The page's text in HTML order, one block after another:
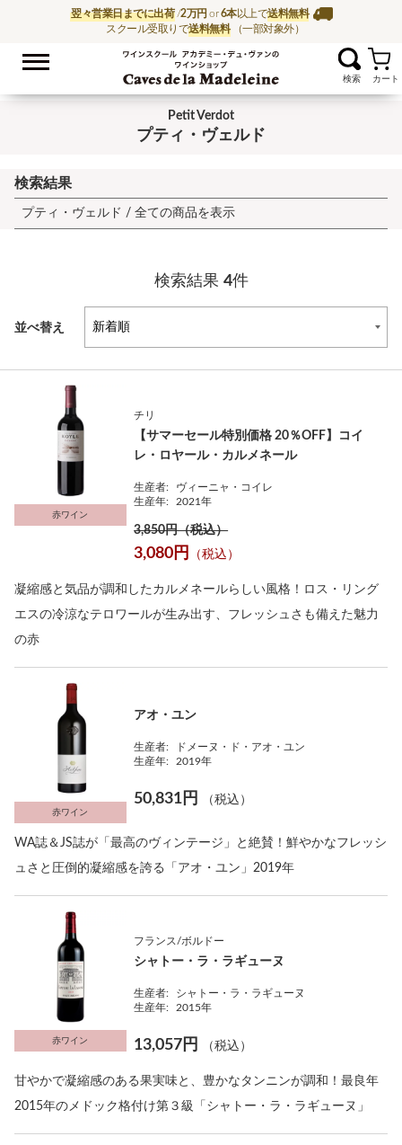
翌々営業日までに出荷/2万円 or6本以上で送料無料
スクール受取りで送料無料 （一部対象外）
ワイン通販ならワイ
お気に入
Petit Verdot
プティ・ヴェルド
検索結果
プティ・ヴェルド / 全ての商品を表示
検索結果 4件
並べ替え
赤ワイン
チリ
【サマーセール特別価格 20％OFF】コイ
レ・ロヤール・カルメネール
生産者:
ヴィーニャ・コイレ
生産年:
2021年
3,850円（税込）
3,080円 （税込）
凝縮感と気品が調和したカルメネールらしい風格！ロス・リング
エスの冷涼なテロワールが生み出す、フレッシュさも備えた魅力
の赤
赤ワイン
アオ・ユン
生産者:
ドメーヌ・ド・アオ・ユン
生産年:
2019年
50,831円 （税込）
WA誌＆JS誌が「最高のヴィンテージ」と絶賛！鮮やかなフレッシ
ュさと圧倒的凝縮感を誇る「アオ・ユン」2019年
赤ワイン
フランス/ボルドー
シャトー・ラ・ラギューヌ
生産者:
シャトー・ラ・ラギューヌ
生産年:
2015年
13,057円 （税込）
甘やかで凝縮感のある果実味と、豊かなタンニンが調和！最良年
2015年のメドック格付け第３級「シャトー・ラ・ラギューヌ」